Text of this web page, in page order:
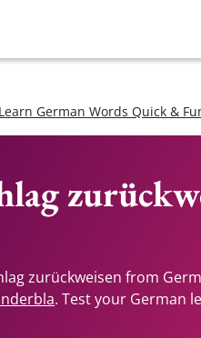
Learn German Words Quick &
zurückweisen from
. Test your German